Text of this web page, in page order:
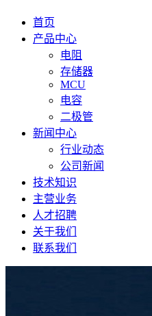
首页
产品中心
电阻
存储器
MCU
电容
二极管
新闻中心
行业动态
公司新闻
技术知识
主营业务
人才招聘
关于我们
联系我们